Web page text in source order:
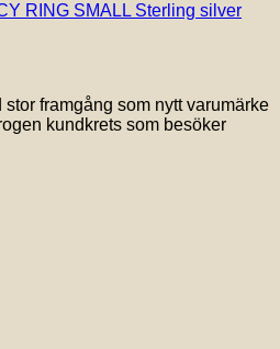
RING SMALL Sterling silver
framgång som nytt varumärke
kundkrets som besöker